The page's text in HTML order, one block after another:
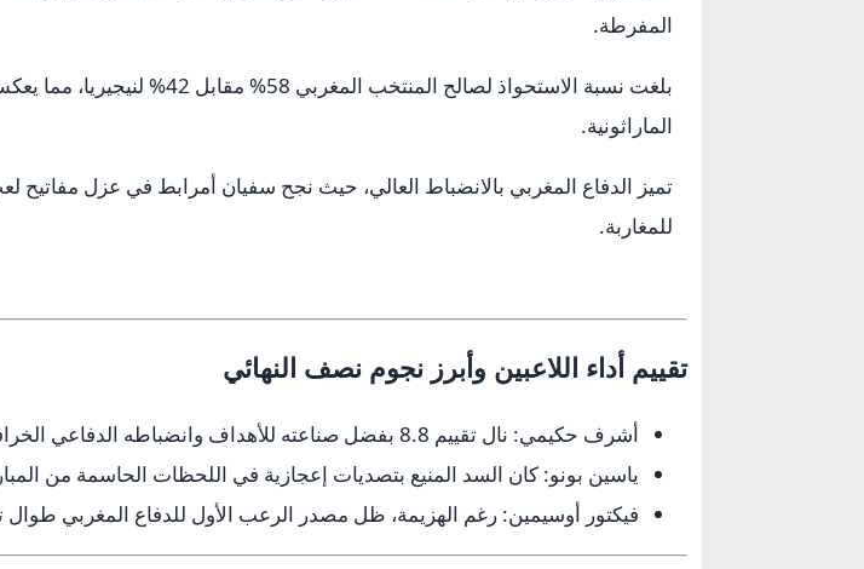
المفرطة.
بلغت نسبة الاستحواذ لصالح
الماراثونية.
تميز الدفاع المغربي بالانضباط العالي، حيث نجح سفيان أمرابط في عزل مفاتيح
للمغاربة.
تقييم أداء اللاعبين وأبرز نجوم نصف النهائي
أشرف حكيمي: نال تقييم 8.8 بفضل صناعته للأهداف وانضباطه الدفاعي الخرافي.
ياسين بونو: كان السد المنيع بتصديات إعجازية في اللحظات الحاسمة من
فيكتور أوسيمين: رغم الهزيمة، ظل مصدر الرعب الأول للدفاع المغربي طوال